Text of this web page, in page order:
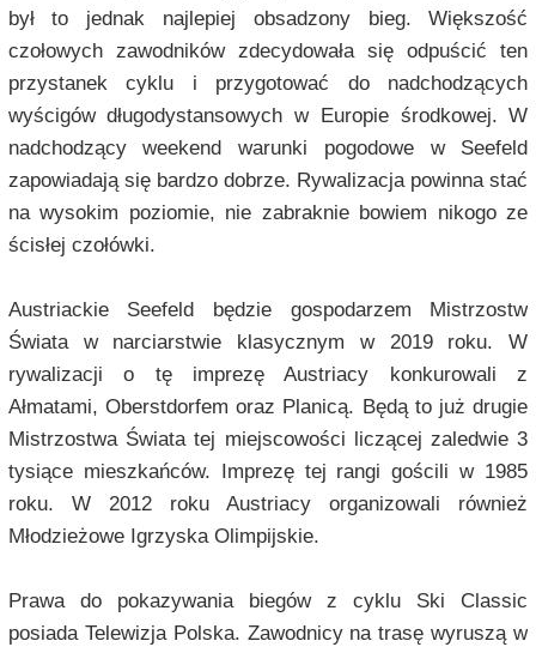
był to jednak najlepiej obsadzony bieg. Większość
czołowych zawodników zdecydowała się odpuścić ten
przystanek cyklu i przygotować do nadchodzących
wyścigów długodystansowych w Europie środkowej. W
nadchodzący weekend warunki pogodowe w Seefeld
zapowiadają się bardzo dobrze. Rywalizacja powinna stać
na wysokim poziomie, nie zabraknie bowiem nikogo ze
ścisłej czołówki.
Austriackie Seefeld będzie gospodarzem Mistrzostw
Świata w narciarstwie klasycznym w 2019 roku. W
rywalizacji o tę imprezę Austriacy konkurowali z
Ałmatami, Oberstdorfem oraz Planicą. Będą to już drugie
Mistrzostwa Świata tej miejscowości liczącej zaledwie 3
tysiące mieszkańców. Imprezę tej rangi gościli w 1985
roku. W 2012 roku Austriacy organizowali również
Młodzieżowe Igrzyska Olimpijskie.
Prawa do pokazywania biegów z cyklu Ski Classic
posiada Telewizja Polska. Zawodnicy na trasę wyruszą w